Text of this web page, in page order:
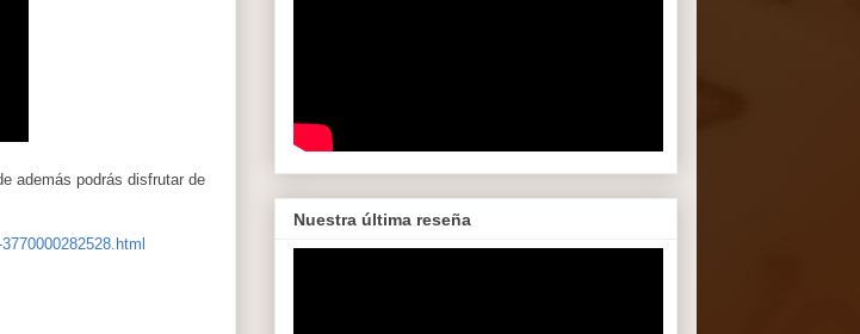
además podrás disfrutar de
Nuestra última reseña